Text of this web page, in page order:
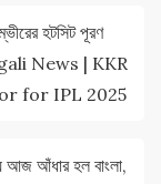
হটসিট পূরণ
News | KKR
for IPL 2025
আঁধার হল বাংলা,